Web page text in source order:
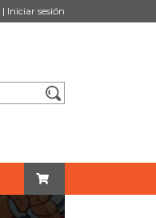
| Iniciar sesión